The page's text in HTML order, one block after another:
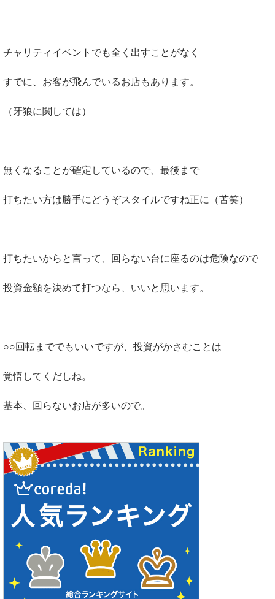
チャリティイベントでも全く出すことがなく
すでに、お客が飛んでいるお店もあります。
（牙狼に関しては）
無くなることが確定しているので、最後まで
打ちたい方は勝手にどうぞスタイルですね正に（苦笑）
打ちたいからと言って、回らない台に座るのは危険なので
投資金額を決めて打つなら、いいと思います。
○○回転まででもいいですが、投資がかさむことは
覚悟してくだしね。
基本、回らないお店が多いので。